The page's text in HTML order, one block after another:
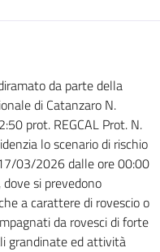
da parte della
di Catanzaro N.
prot. REGCAL Prot. N.
lo scenario di rischio
03/2026 dalle ore 00:00
dove si prevedono
a carattere di rovescio o
da rovesci di forte
grandinate ed attività